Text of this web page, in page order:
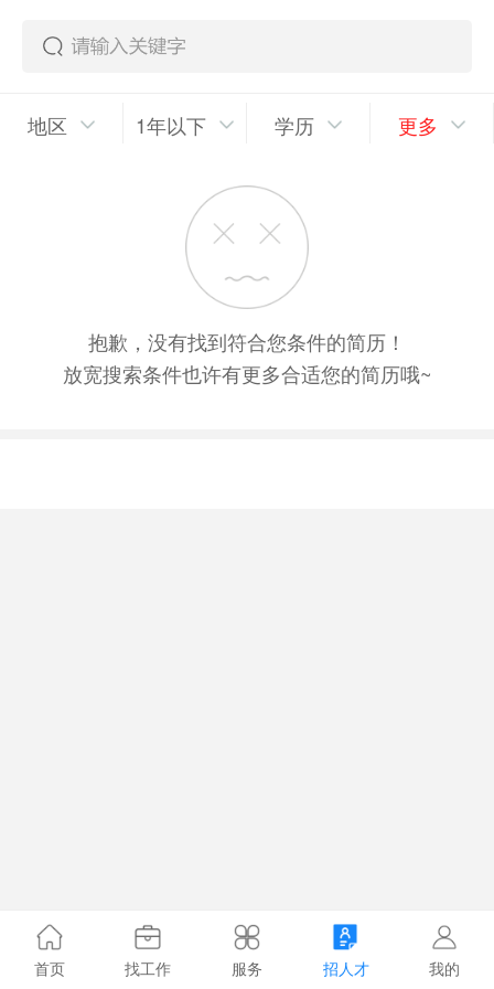
地区 1年以下 学历 更多
抱歉，没有找到符合您条件的简历！
放宽搜索条件也许有更多合适您的简历哦~
首页 找工作 服务 招人才 我的